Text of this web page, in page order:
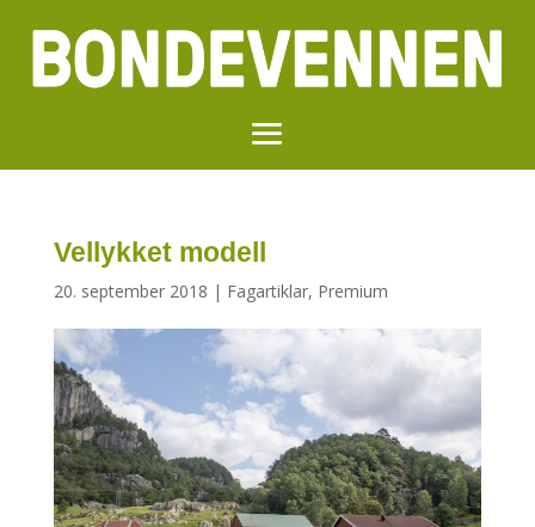
Vellykket modell
20. september 2018 | Fagartiklar, Premium